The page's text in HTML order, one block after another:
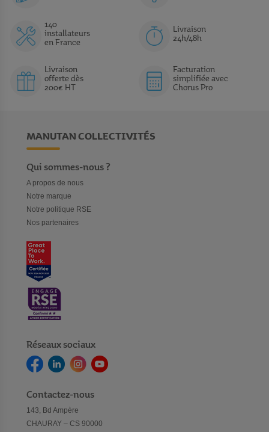
140
installateurs
en France
Livraison
24h/48h
Livraison
offerte dès
200€ HT
Facturation
simplifiée avec
Chorus Pro
MANUTAN COLLECTIVITÉS
Qui sommes-nous ?
A propos de nous
Notre marque
Notre politique RSE
Nos partenaires
Réseaux sociaux
Contactez-nous
143, Bd Ampère
CHAURAY – CS 90000